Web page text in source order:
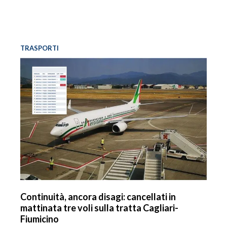
TRASPORTI
Continuità, ancora disagi: cancellati in
mattinata tre voli sulla tratta Cagliari-
Fiumicino